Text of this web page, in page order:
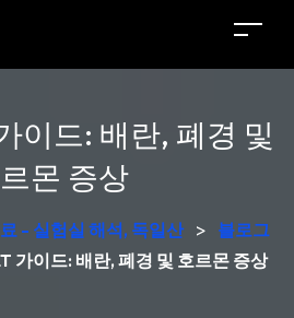
이드: 배란, 폐경 및
몬 증상
- 실험실 해석, 독일산 > 블로그
가이드: 배란, 폐경 및 호르몬 증상